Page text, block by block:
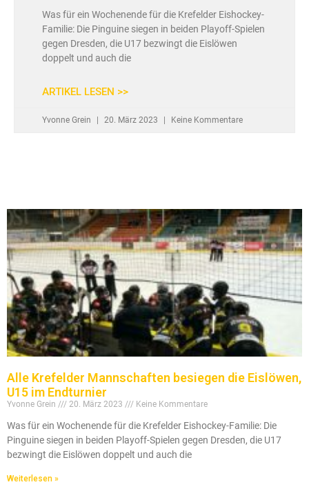
Was für ein Wochenende für die Krefelder Eishockey-
Familie: Die Pinguine siegen in beiden Playoff-Spielen
gegen Dresden, die U17 bezwingt die Eislöwen
doppelt und auch die
ARTIKEL LESEN >>
Yvonne Grein 20. März 2023 Keine Kommentare
Alle Krefelder Mannschaften besiegen die Eislöwen,
U15 im Endturnier
Yvonne Grein 20. März 2023 Keine Kommentare
Was für ein Wochenende für die Krefelder Eishockey-Familie: Die
Pinguine siegen in beiden Playoff-Spielen gegen Dresden, die U17
bezwingt die Eislöwen doppelt und auch die
Weiterlesen »